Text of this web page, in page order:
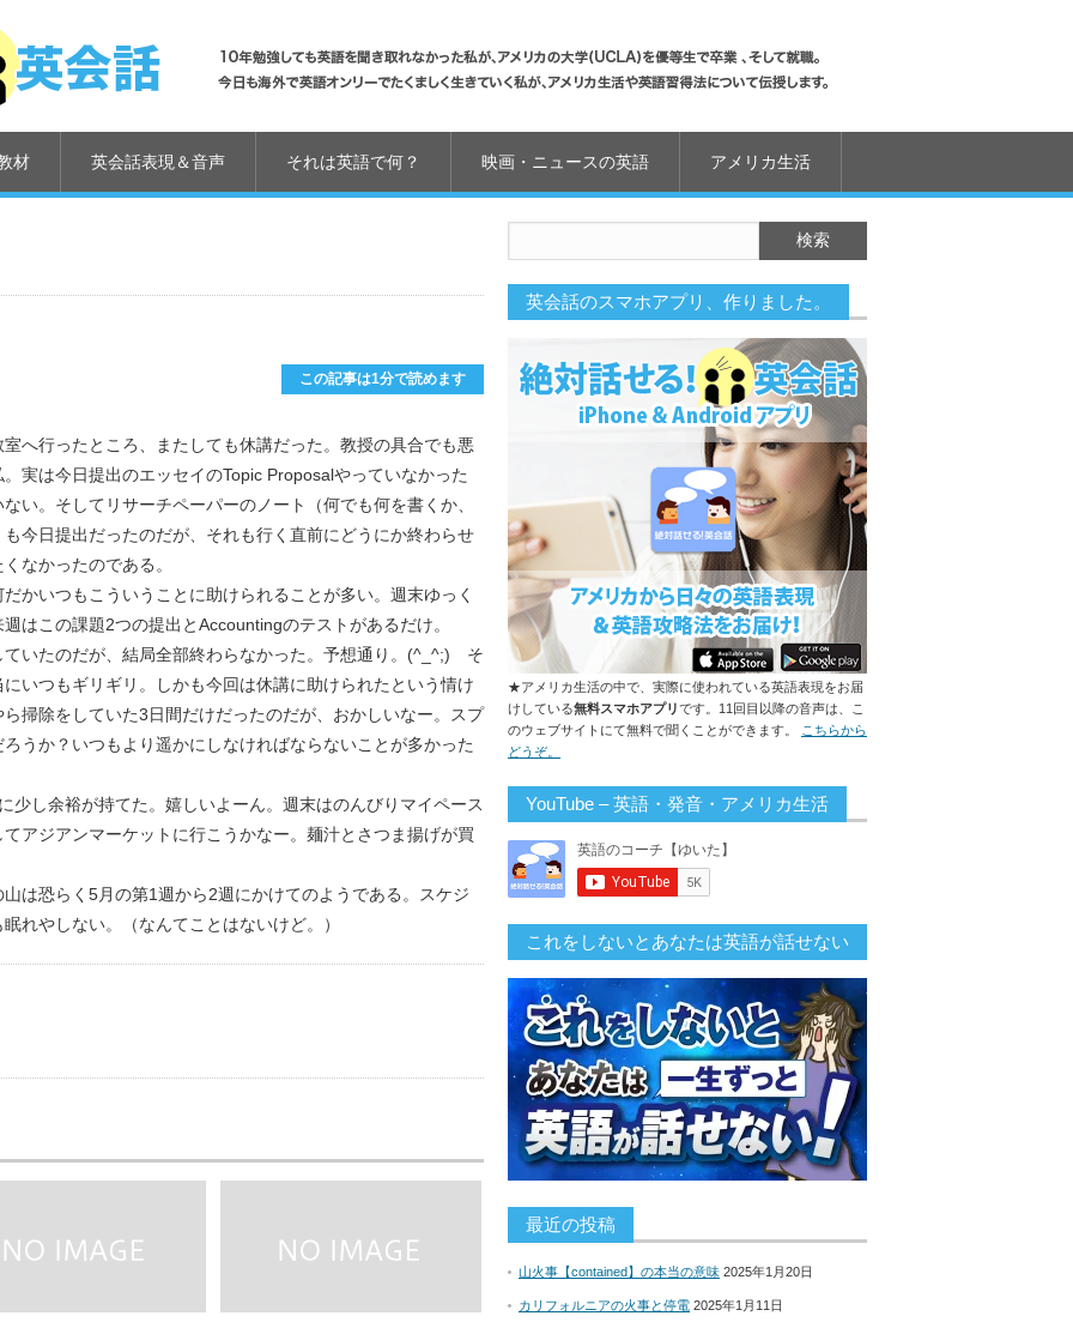
材 英会話表現＆音声 それは英語で何？ 映画・ニュースの英語 アメリカ生活
この記事は1分で読めます
へ行ったところ、またしても休講だった。教授の具合でも悪
実は今日提出のエッセイのTopic Proposalやっていなかった
い。そしてリサーチペーパーのノート（何でも何を書くか、
今日提出だったのだが、それも行く直前にどうにか終わらせ
なかったのである。
かいつもこういうことに助けられることが多い。週末ゆっく
はこの課題2つの提出とAccountingのテストがあるだけ。
いたのだが、結局全部終わらなかった。予想通り。(^_^;) そ
いつもギリギリ。しかも今回は休講に助けられたという情け
掃除をしていた3日間だけだったのだが、おかしいなー。スプ
うか？いつもより遥かにしなければならないことが多かった
少し余裕が持てた。嬉しいよーん。週末はのんびりマイペース
アジアンマーケットに行こうかなー。麺汁とさつま揚げが買
は恐らく5月の第1週から2週にかけてのようである。スケジ
れやしない。（なんてことはないけど。）
英会話のスマホアプリ、作りました。
★アメリカ生活の中で、実際に使われている英語表現をお届
けしている無料スマホアプリです。11回目以降の音声は、こ
のウェブサイトにて無料で聞くことができます。
こちらから
どうぞ。
YouTube – 英語・発音・アメリカ生活
これをしないとあなたは英語が話せない
最近の投稿
山火事【contained】の本当の意味 2025年1月20日
カリフォルニアの火事と停電 2025年1月11日